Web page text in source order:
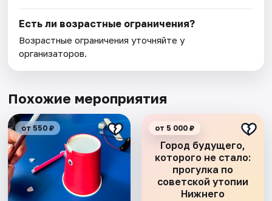
Есть ли возрастные ограничения?
Возрастные ограничения уточняйте у
организаторов.
Похожие мероприятия
от 550 ₽
Город будущего,
которого не стало:
прогулка по
советской утопии
Нижнего
от 5 000 ₽